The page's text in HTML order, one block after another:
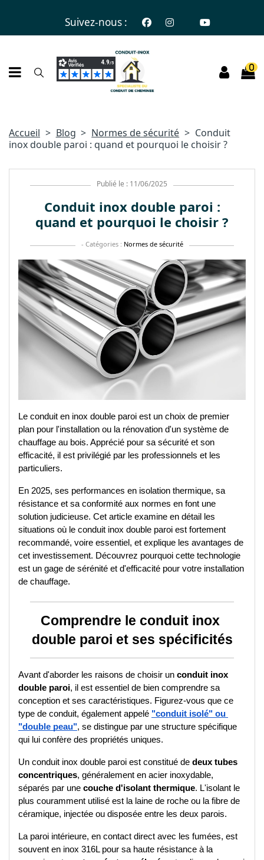
Suivez-nous :
0
Accueil Blog Normes de sécurité
Conduit
inox double paroi : quand et pourquoi le choisir ?
Publié le : 11/06/2025
Conduit inox double paroi :
quand et pourquoi le choisir ?
- Catégories : Normes de sécurité
Le conduit en inox double paroi est un choix de premier
plan pour l'installation ou la rénovation d'un système de
chauffage au bois. Apprécié pour sa sécurité et son
efficacité, il est privilégié par les professionnels et les
particuliers.
En 2025, ses performances en isolation thermique, sa
résistance et sa conformité aux normes en font une
solution judicieuse. Cet article examine en détail les
situations où le conduit inox double paroi est fortement
recommandé, voire essentiel, et explique les avantages de
cet investissement. Découvrez pourquoi cette technologie
est un gage de sérénité et d'efficacité pour votre installation
de chauffage.
Comprendre le conduit inox
double paroi et ses spécificités
Avant d'aborder les raisons de choisir un conduit inox
double paroi, il est essentiel de bien comprendre sa
conception et ses caractéristiques. Figurez-vous que ce
type de conduit, également appelé "conduit isolé" ou
"double peau", se distingue par une structure spécifique
qui lui confère des propriétés uniques.
Un conduit inox double paroi est constitué de deux tubes
concentriques, généralement en acier inoxydable,
séparés par une couche d'isolant thermique. L'isolant le
plus couramment utilisé est la laine de roche ou la fibre de
céramique, injectée ou disposée entre les deux parois.
La paroi intérieure, en contact direct avec les fumées, est
souvent en inox 316L pour sa haute résistance à la